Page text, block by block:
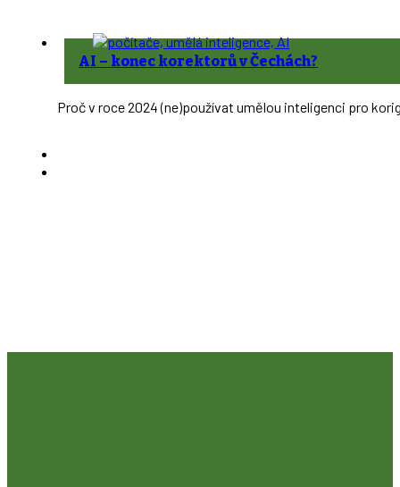
AI – konec korektorů v Čechách?
Proč v roce 2024 (ne)používat umělou inteligenci pro